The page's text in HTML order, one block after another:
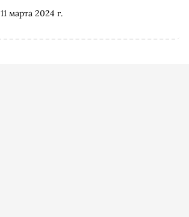
11 марта 2024 г.